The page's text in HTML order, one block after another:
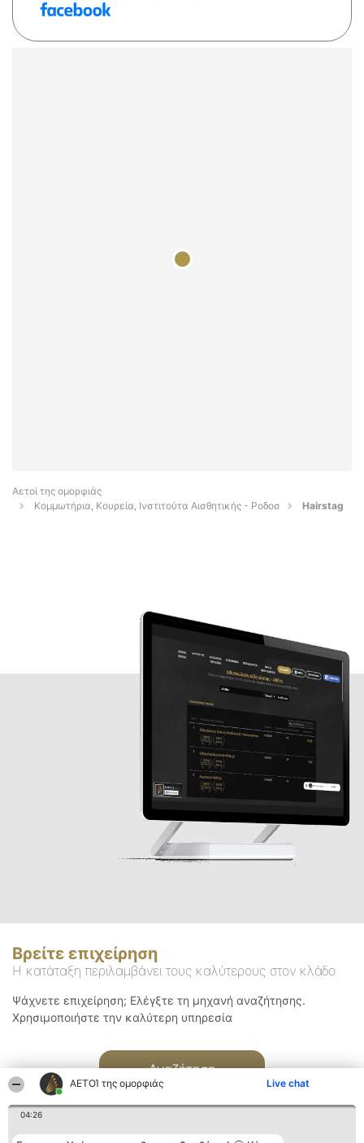
ΑΕΤΟΊ της ομορφιάς Live chat
04:26
Αετοί της ομορφιάς
Κομμωτήρια, Κουρεία, Ινστιτούτα Αισθητικής - Ροδοσ
Hairstag
Βρείτε επιχείρηση
Η κατάταξη περιλαμβάνει τους καλύτερους στον κλάδο
Ψάχνετε επιχείρηση; Ελέγξτε τη μηχανή αναζήτησης.
Χρησιμοποιήστε την καλύτερη υπηρεσία
Αναζήτηση